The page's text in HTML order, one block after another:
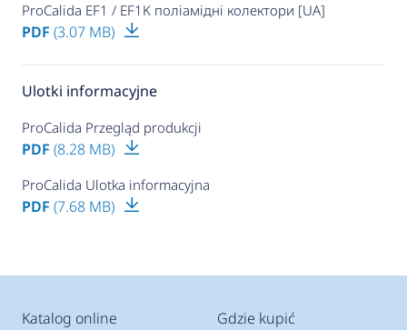
ProCalida EF1 / EF1K поліамідні колектори [UA]
PDF (3.07 MB)
Ulotki informacyjne
ProCalida Przegląd produkcji
PDF (8.28 MB)
ProCalida Ulotka informacyjna
PDF (7.68 MB)
Katalog online Gdzie kupić